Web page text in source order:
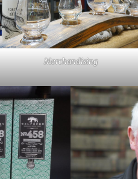
Merchandising